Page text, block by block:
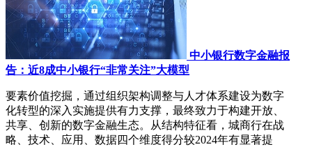
中小银行数字金融报
告：近8成中小银行“非常关注”大模型
要素价值挖掘，通过组织架构调整与人才体系建设为数字
化转型的深入实施提供有力支撑，最终致力于构建开放、
共享、创新的数字金融生态。从结构特征看，城商行在战
略、技术、应用、数据四个维度得分较2024年有显著提